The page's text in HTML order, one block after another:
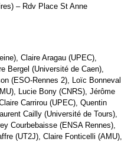
– Rdv Place St Anne
Claire Aragau (UPEC),
Bergel (Université de Caen),
(ESO-Rennes 2), Loïc Bonneval
Lucie Bony (CNRS), Jérôme
Carrirou (UPEC), Quentin
Cailly (Université de Tours),
Courbebaisse (ENSA Rennes),
(UT2J), Claire Fonticelli (AMU),